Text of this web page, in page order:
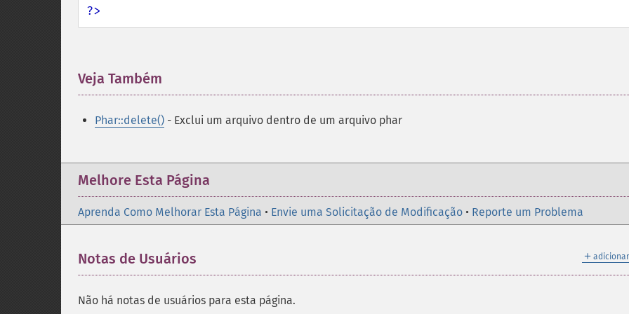
?>
Veja Também
Phar::delete() - Exclui um arquivo dentro de um arquivo phar
Melhore Esta Página
Aprenda Como Melhorar Esta Página • Envie uma Solicitação de Modificação • Reporte um Problema
＋
Notas de Usuários
Não há notas de usuários para esta página.